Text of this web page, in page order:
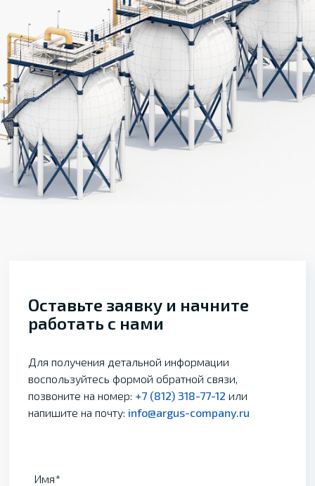
Оставьте заявку и начните
работать с нами
Для получения детальной информации
воспользуйтесь формой обратной связи,
позвоните на номер: +7 (812) 318-77-12 или
напишите на почту: info@argus-company.ru
Имя